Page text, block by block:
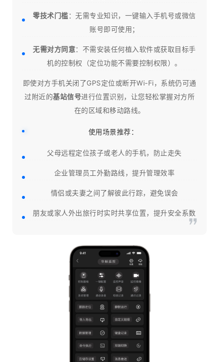
零技术门槛：无需专业知识，一键输入手机号或微信
账号即可使用；
无需对方同意：不需安装任何植入软件或获取目标手
机的控制权（定位功能不需要控制权限）。
即使对方手机关闭了GPS定位或断开Wi-Fi，系统仍可通
过附近的基站信号进行位置识别，让您轻松掌握对方所
在的区域和移动路线。
使用场景推荐：
父母远程定位孩子或老人的手机，防止走失
企业管理员工外勤路线，提升管理效率
情侣或夫妻之间了解彼此行踪，避免误会
朋友或家人外出旅行时实时共享位置，提升安全系数